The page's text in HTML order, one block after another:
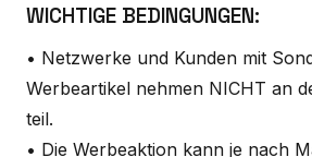
WICHTIGE BEDINGUNGEN:
• Netzwerke und Kunden mit
Werbeartikel nehmen NICHT an
teil.
• Die Werbeaktion kann je nach